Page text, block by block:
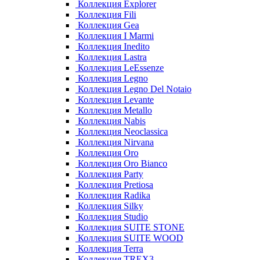
Коллекция Explorer
Коллекция Fili
Коллекция Gea
Коллекция I Marmi
Коллекция Inedito
Коллекция Lastra
Коллекция LeEssenze
Коллекция Legno
Коллекция Legno Del Notaio
Коллекция Levante
Коллекция Metallo
Коллекция Nabis
Коллекция Neoclassica
Коллекция Nirvana
Коллекция Oro
Коллекция Oro Bianco
Коллекция Party
Коллекция Pretiosa
Коллекция Radika
Коллекция Silky
Коллекция Studio
Коллекция SUITE STONE
Коллекция SUITE WOOD
Коллекция Terra